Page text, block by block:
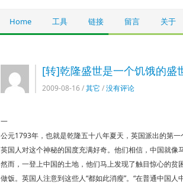
Home 工具 链接 留言 关于
[转]乾隆盛世是一个饥饿的盛
2009-08-16 /其它 /没有评论
一
公元1793年，也就是乾隆五十八年夏天，英国派出的第
英国人对这个神秘的国度充满好奇。他们相信，中国就
然而，一登上中国的土地，他们马上发现了触目惊心的
做饭。英国人注意到这些人“都如此消瘦”。“在普通中国